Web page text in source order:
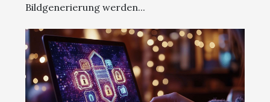
Bildgenerierung werden...